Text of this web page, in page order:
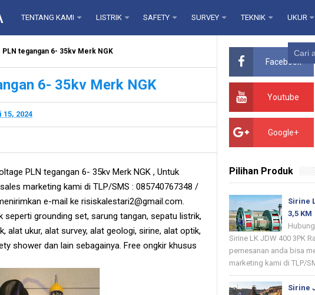
TENTANG KAMI LISTRIK SAFETY SURVEY TEKNIK UKUR
PLN tegangan 6- 35kv Merk NGK
6- 35kv Merk NGK
15, 2024
PLN tegangan 6- 35kv Merk NGK , Untuk
marketing kami di TLP/SMS : 085740767348 /
e-mail ke risiskalestari2@gmail.com.
seperti grounding set, sarung tangan, sepatu listrik,
alat ukur, alat survey, alat geologi, sirine, alat optik,
shower dan lain sebagainya. Free ongkir khusus
Facebook
Youtube
Google+
Pilihan Produk
Sirine
3,5 KM
Sirine LK JDW 400 3PK
pemesanan anda bisa
marketing kami di TLP/
Sirine